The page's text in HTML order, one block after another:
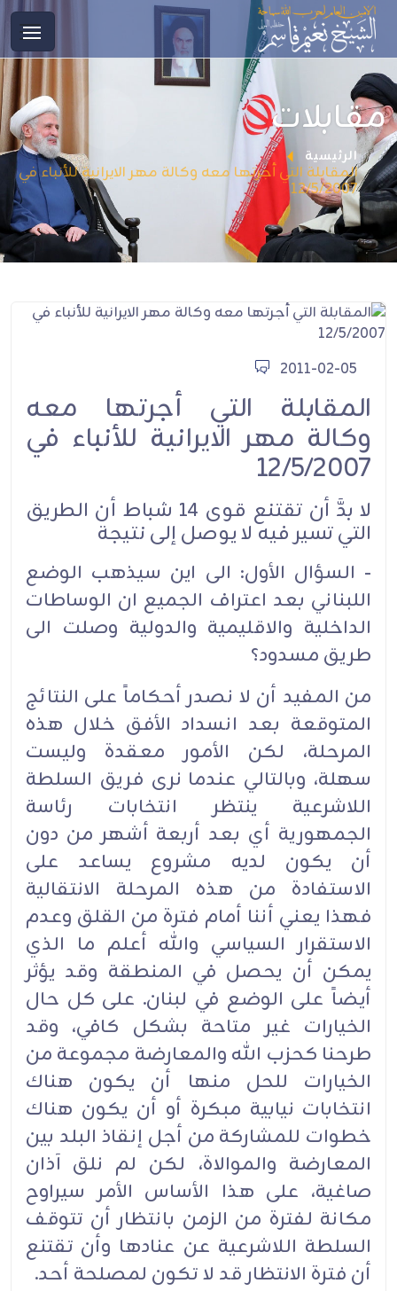
مقابلات
الرئيسية
المقابلة التي أجرتها معه وكالة مهر الايرانية للأنباء في
12/5/2007
2011-02-05
المقابلة التي أجرتها معه
وكالة مهر الايرانية للأنباء في
12/5/2007
لا بدَّ أن تقتنع قوى 14 شباط أن الطريق
التي تسير فيه لا يوصل إلى نتيجة
- السؤال الأول: الى اين سيذهب الوضع
اللبناني بعد اعتراف الجميع ان الوساطات
الداخلية والاقليمية والدولية وصلت الى
طريق مسدود؟
من المفيد أن لا نصدر أحكاماً على النتائج
المتوقعة بعد انسداد الأفق خلال هذه
المرحلة، لكن الأمور معقدة وليست
سهلة، وبالتالي عندما نرى فريق السلطة
اللاشرعية ينتظر انتخابات رئاسة
الجمهورية أي بعد أربعة أشهر من دون
أن يكون لديه مشروع يساعد على
الاستفادة من هذه المرحلة الانتقالية
فهذا يعني أننا أمام فترة من القلق وعدم
الاستقرار السياسي والله أعلم ما الذي
يمكن أن يحصل في المنطقة وقد يؤثر
أيضاً على الوضع في لبنان. على كل حال
الخيارات غير متاحة بشكل كافي، وقد
طرحنا كحزب الله والمعارضة مجموعة من
الخيارات للحل منها أن يكون هناك
انتخابات نيابية مبكرة أو أن يكون هناك
خطوات للمشاركة من أجل إنقاذ البلد بين
المعارضة والموالاة، لكن لم نلق آذان
صاغية، على هذا الأساس الأمر سيراوح
مكانة لفترة من الزمن بانتظار أن تتوقف
السلطة اللاشرعية عن عنادها وأن تقتنع
أن فترة الانتظار قد لا تكون لمصلحة أحد.